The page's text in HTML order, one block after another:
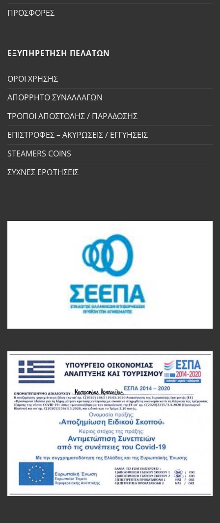
ΠΡΟΣΦΟΡΕΣ
ΕΞΥΠΗΡΕΤΗΣΗ ΠΕΛΑΤΩΝ
ΟΡΟΙ ΧΡΗΣΗΣ
ΑΠΟΡΡΗΤΟ ΣΥΝΑΛΛΑΓΩΝ
ΤΡΟΠΟΙ ΑΠΟΣΤΟΛΗΣ / ΠΑΡΑΔΟΣΗΣ
ΕΠΙΣΤΡΟΦΕΣ – ΑΚΥΡΩΣΕΙΣ / ΕΓΓΥΗΣΕΙΣ
STEAMERS COINS
ΣΥΧΝΕΣ ΕΡΩΤΗΣΕΙΣ